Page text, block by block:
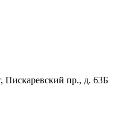
Пискаревский пр., д. 63Б